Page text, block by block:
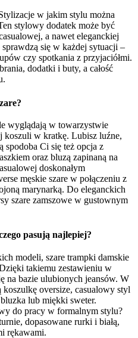
w jakim stylu można
stylowy dodatek może być
a nawet eleganckiej
się w każdej sytuacji –
czy spotkania z przyjaciółmi.
dodatki i buty, a całość
wyglądają w towarzystwie
koszuli w kratkę. Lubisz luźne,
Ci się też opcja z
oraz bluzą zapinaną na
doskonałym
męskie szare w połączeniu z
marynarką. Do eleganckich
szare zamszowe w gustownym
pasują najlepiej?
modeli, szare trampki damskie
takiemu zestawieniu w
na bazie ulubionych jeansów. W
oversize, casualowy styl
lub miękki sweter.
do pracy w formalnym stylu?
dopasowane rurki i białą,
rękawami.